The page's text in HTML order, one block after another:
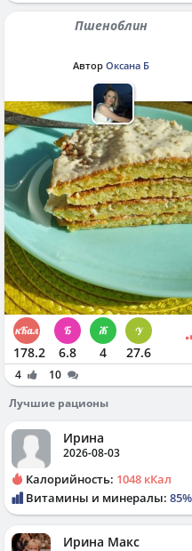
Пшеноблин
Автор Оксана Б
178.2 6.8 4 27.6
4
10
Лучшие рационы
Ирина
2026-08-03
Калорийность: 1048 кКал
Витамины и минералы: 85%
Ирина Макс